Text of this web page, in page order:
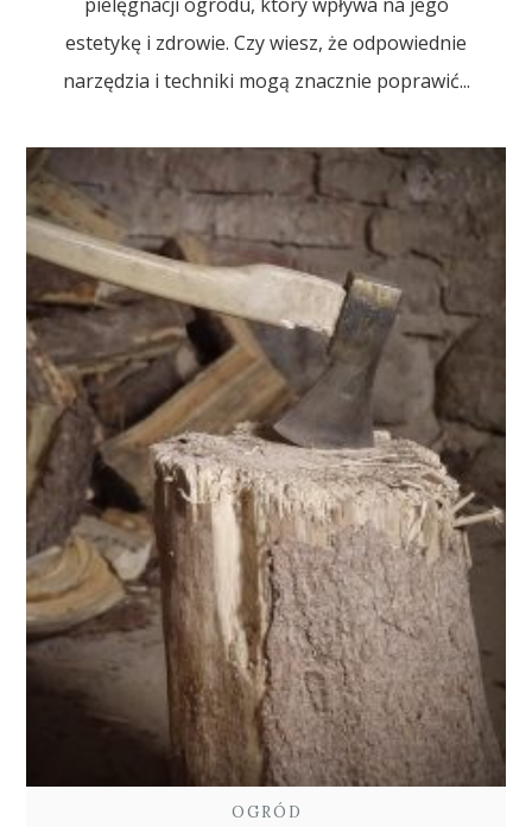
estetykę i zdrowie. Czy wiesz, że odpowiednie
narzędzia i techniki mogą znacznie poprawić...
OGRÓD